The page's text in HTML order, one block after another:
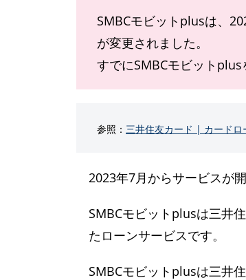
SMBCモビットplusは、
が変更されました。
すでにSMBCモビットplus
参照： 三井住友カード | カードロ
2023年7月からサービスが
SMBCモビットplusは三井
たローンサービスです。
SMBCモビットplusは三井